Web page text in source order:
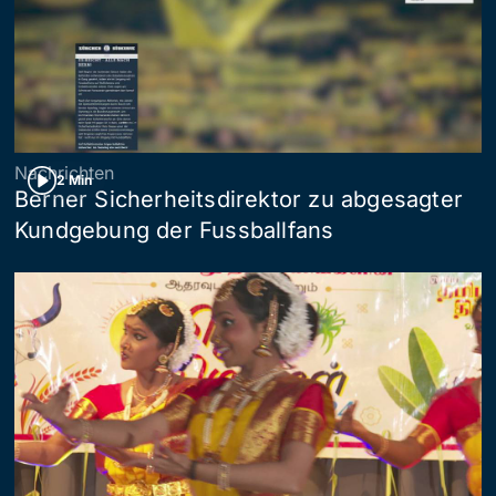
2 Min
Nachrichten
Berner Sicherheitsdirektor zu abgesagter
Kundgebung der Fussballfans